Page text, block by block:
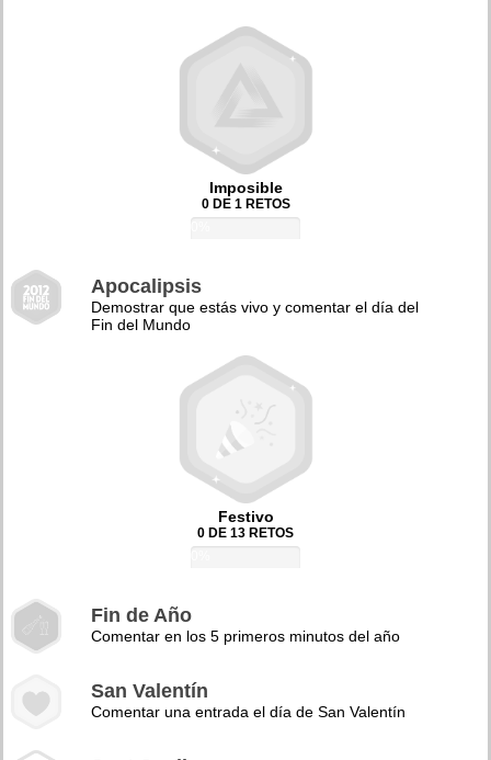
Imposible
0 DE 1 RETOS
Apocalipsis
Demostrar que estás vivo y comentar el día del
Fin del Mundo
Festivo
0 DE 13 RETOS
Fin de Año
Comentar en los 5 primeros minutos del año
San Valentín
Comentar una entrada el día de San Valentín